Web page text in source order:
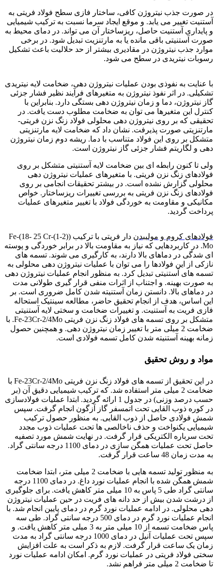
در صورت جذب نیتروژن کافی، ساختار فازی سطح فولاد فریتی به
آستنیت تغییر می یابد. و موقع ایجاد سرما نسبت به ترکیب شیمیایی
و پایداری آستنیت حاصل، ریزساختار آن می تواند. در دمای محیط به
صورت آستنیتی باقی مانده یا به مارتنزیت تبدیل شود. در برخی
موارد جذب نیتروژن در مقادیری بیشتر از حد حلالیت باعث تشکیل
رسوبات نیتریدی در سطح می شود.
با عنایت به نفوذی بودن عملیات نیتروژن دهی، ضخامت لایه نیتریدی
تشکیلی. در اثر نفوذ نیتروژن به متغیرهای فرآیند نظیر فشار جزئی
گاز نیتروژن، دما و زمان نیتروژن دهی بستگی دارد. بنابراین با
کنترل این متغیرها می توان به ضخامت مطلوب دست یافت. در
تحقیقی که بر روی نیتروژن دهی محلولی فولاد زنگ نزن فریتی-
مارتنزیتی صورت پذیرفت. نشان داد که ضخامت لایه مارتنزیتی
متشکل بر روی این فولاد متناسب با دما. ریشه دوم زمان نیتروژن
دهی و لگاریتم فشار جزئی گاز نیتروژن است.
ولی تا کنون رابطه ای بین ضخامت لایه آستنیتی متشکل بر روی
فولادهای زنگ نزن فریتی. با متغیرهای عملیات نیتروژن دهی
محلولی گزارش نشده است. در بیشتر تحقیقات انجامی بر روی
فولادهای زنگ نزن فریتی به بررسی تغییرات ریزساختار. خواص
مکانیکی و مقاومت به خوردگی فولاد با تغییر متغیرهای عملیات
پرداخت گردید.
فولادهای کروم و مولیبدن
دار فریتی با ترکیب (Fe-(18- 25 Cr-(1-2)
Mo. در کاربردهایی که نیاز به مقاومت بالا در برابر خوردگی و پوسته
ای شدگی در دماهای بالا دارند، به کارگیری می شوند. تسمه های
نازکی از این فولادها را می توان با عملیات نیتروژن دهی محلولی به
تسمه های آستنیتی تبدیل کرد. به منظور انجام عملیات نیتروژن دهی
به صورت بهینه. و اجتناب از اثرات منفی قرار گیری طولانی مدت
در دماهای بالا. دانستن زمان آستنیته شدن کامل ضروری است. بر
این اساس، هدف از انجام تحقیق حاضر، مطالعه سینتیک استحاله
فازی فریت به آستنیت. و تغییرات ضخامت و سختی لایه آستنیتی
متشکل بر روی تسمه های فولاد زنگ نزن فریتی Fe-23Cr-2/4Mo. با
ضخامت 2 میلی متر با تغییر زمان نیتروژن دهی. و همچنین حصول
زمانه بهینه آستنیته شدن کامل تسمه فولادی است.
مواد و روش تحقیق
در این تحقیق از تسمه های فولاد زنگ نزن فریتی Fe-23Cr-2/4Mo با
ضخامت 2 میلی متر استفاده شد. که ترکیب شیمیایی دقیق آن (بر
حسب درصد وزنی) در جدول 1 ارائه گردید. ابتدا عملیات فولادسازی
در کوره ذوب القایی تحت اتمسفر گاز آزگون انجام گرفت. سپس
شمش فولادی حاصل از ذوب القایی. به منظور حصول ترکیب
شیمیایی یکنواخت و حذف ناخالصی ها تحت عملیات ذوب مجدد
تحت سرباره الکتریکی قرار گرفت. در نهایت شمش مورد تصفیه
حاصل تحت عملیات همگن سازی در دمای 1100 درجه سانتی گراد.
به مدت زمان 48 ساعت قرار گرفت.
به منظور تولید تسمه هایی با ضخامت 2 میلی متر، ابتدا ضخامت
شمش همگن شده با انجام عملیات نورد داغ. در دمای 1100 درجه
سانتی گراد طی 5 پاس به 10 میلی متر کاهش یافت. برای جلوگیری
از درشت شدن بیش از حد دانه های فریت در حین عملیات نیتروژن
دهی محلولی. در ادامه عملیات نورد گرم در دمای پایین انجام شد. با
انجام عملیات نورد گرم در دمای 500 درجه سانتی گراد. طی سه
پاس ضخامت تسمه از 10 میلی متر به 3 میلی متر کاهش یافت. و
سپس تحت عملیات آنیل در دمای 1000 درجه سانتی گراد به مدت
زمان یک ساعت قرار گرفت. لازم به ذکر است به علت افزایش
سختی فولاد فریتی در عملیات نورد گرم. امکان ادامه عملیات نورد
تا ضخامت 2 میلی متر فراهم نشد.